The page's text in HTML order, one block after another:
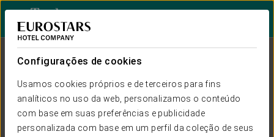
Configurações de cookies
Usamos cookies próprios e de terceiros para fins
analíticos no uso da web, personalizamos o conteúdo
com base em suas preferências e publicidade
personalizada com base em um perfil da coleção de seus
Alojamentospremium